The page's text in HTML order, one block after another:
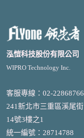
泓愷科技股份有限公司
WIPRO Technology Inc.
客服專線：02-22868766
241新北市三重區溪尾街
14號3樓之1
統一編號 ： 28714788